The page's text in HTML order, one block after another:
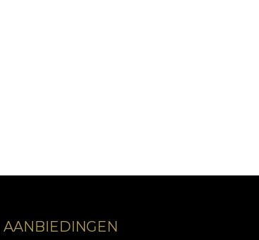
AANBIEDINGEN